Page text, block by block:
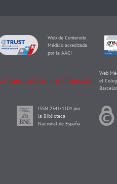
Web de Contenido
Médico acreditada
por la AACI
Web
el
ISSN 2341-1104 por
la Biblioteca
Nacional de España